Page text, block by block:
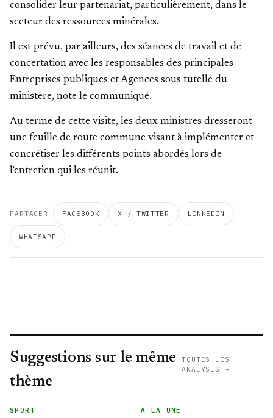
consolider leur partenariat, particulièrement, dans le
secteur des ressources minérales.
Il est prévu, par ailleurs, des séances de travail et de
concertation avec les responsables des principales
Entreprises publiques et Agences sous tutelle du
ministère, note le communiqué.
Au terme de cette visite, les deux ministres dresseront
une feuille de route commune visant à implémenter et
concrétiser les différents points abordés lors de
l'entretien qui les réunit.
PARTAGER FACEBOOK X / TWITTER LINKEDIN
WHATSAPP
Suggestions sur le même
thème
TOUTES LES
ANALYSES →
SPORT
A LA UNE